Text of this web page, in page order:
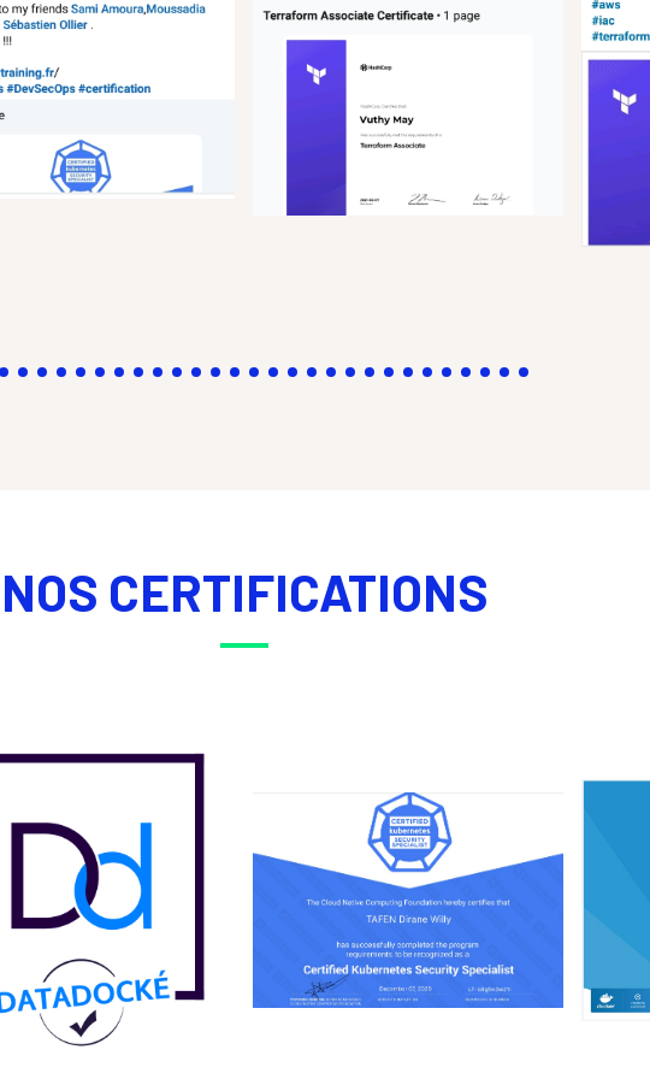
NOS CERTIFICATIONS